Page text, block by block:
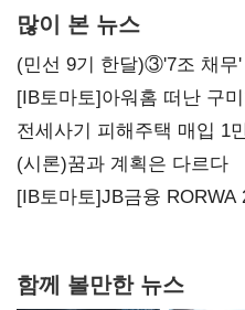
많이 본 뉴스
(민선 9기 한달)③'7조 채
20년만에 '비상재정' 선언
[IB토마토]아워홈 떠난 구
가족 지배체제 구축
전세사기 피해주택 매입 1
4만278명
(시론)꿈과 계획은 다르다
[IB토마토]JB금융
함께 볼만한 뉴스